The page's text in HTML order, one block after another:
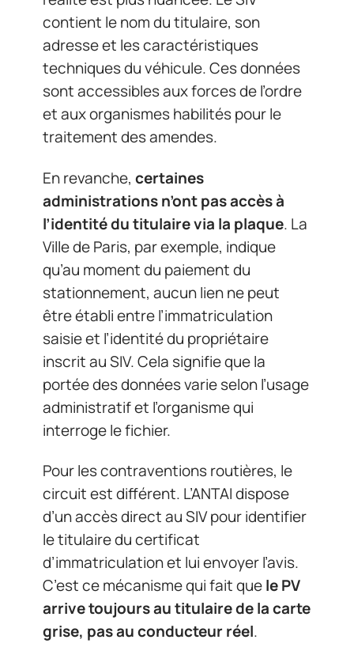
contient le nom du titulaire, son
adresse et les caractéristiques
techniques du véhicule. Ces données
sont accessibles aux forces de l’ordre
et aux organismes habilités pour le
traitement des amendes.
En revanche, certaines
administrations n’ont pas accès à
l’identité du titulaire via la plaque. La
Ville de Paris, par exemple, indique
qu’au moment du paiement du
stationnement, aucun lien ne peut
être établi entre l’immatriculation
saisie et l’identité du propriétaire
inscrit au SIV. Cela signifie que la
portée des données varie selon l’usage
administratif et l’organisme qui
interroge le fichier.
Pour les contraventions routières, le
circuit est différent. L’ANTAI dispose
d’un accès direct au SIV pour identifier
le titulaire du certificat
d’immatriculation et lui envoyer l’avis.
C’est ce mécanisme qui fait quele PV
arrive toujours au titulaire de la carte
grise, pas au conducteur réel.